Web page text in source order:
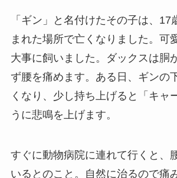
「ギン」と名付けたその子は、17
まれた場所で亡くなりました。可
大事に飼いました。ダックスは胴
ず腰を痛めます。ある日、ギンの
くなり、少し持ち上げると「キャ
うに悲鳴を上げます。
すぐに動物病院に連れて行くと、
いるとのこと。自然に治るので痛